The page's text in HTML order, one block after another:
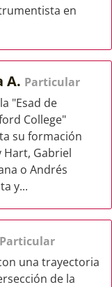
en
A. Particular
"Esad de
College"
su formación
Hart, Gabriel
o Andrés
y...
Particular
una trayectoria
de la